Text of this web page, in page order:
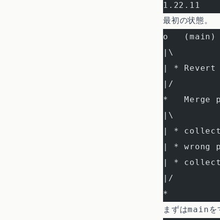
1.22.11
最初の状態。
o   (main)
|\
| * Revert
|/
*   Merge
|\
| * collect
| * wrong
| * collect
|/
*
まずはmain